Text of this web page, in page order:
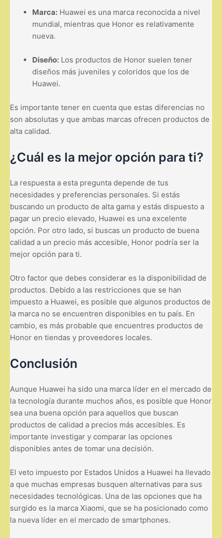
Marca: Huawei es una marca reconocida a nivel
mundial, mientras que Honor es relativamente
nueva.
Diseño: Los productos de Honor suelen tener
diseños más juveniles y coloridos que los de
Huawei.
Es importante tener en cuenta que estas diferencias no
son absolutas y que ambas marcas ofrecen productos de
alta calidad.
¿Cuál es la mejor opción para ti?
La respuesta a esta pregunta depende de tus
necesidades y preferencias personales. Si estás
buscando un producto de alta gama y estás dispuesto a
pagar un precio elevado, Huawei es una excelente
opción. Por otro lado, si buscas un producto de buena
calidad a un precio más accesible, Honor podría ser la
mejor opción para ti.
Otro factor que debes considerar es la disponibilidad de
productos. Debido a las restricciones que se han
impuesto a Huawei, es posible que algunos productos de
la marca no se encuentren disponibles en tu país. En
cambio, es más probable que encuentres productos de
Honor en tiendas y proveedores locales.
Conclusión
Aunque Huawei ha sido una marca líder en el mercado de
la tecnología durante muchos años, es posible que Honor
sea una buena opción para aquellos que buscan
productos de calidad a precios más accesibles. Es
importante investigar y comparar las opciones
disponibles antes de tomar una decisión.
El veto impuesto por Estados Unidos a Huawei ha llevado
a que muchas empresas busquen alternativas para sus
necesidades tecnológicas. Una de las opciones que ha
surgido es la marca Xiaomi, que se ha posicionado como
la nueva líder en el mercado de smartphones.